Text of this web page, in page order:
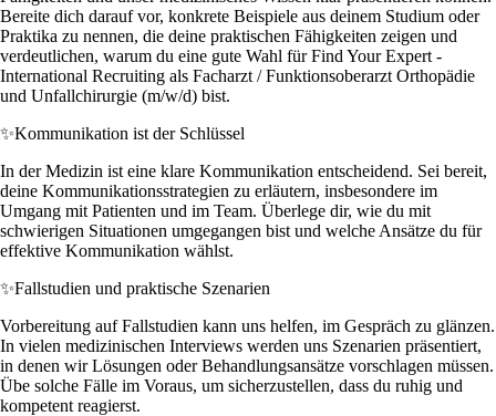
Bereite dich darauf vor, konkrete Beispiele aus deinem Studium oder
Praktika zu nennen, die deine praktischen Fähigkeiten zeigen und
verdeutlichen, warum du eine gute Wahl für Find Your Expert -
International Recruiting als Facharzt / Funktionsoberarzt Orthopädie
und Unfallchirurgie (m/w/d) bist.
✨Kommunikation ist der Schlüssel
In der Medizin ist eine klare Kommunikation entscheidend. Sei bereit,
deine Kommunikationsstrategien zu erläutern, insbesondere im
Umgang mit Patienten und im Team. Überlege dir, wie du mit
schwierigen Situationen umgegangen bist und welche Ansätze du für
effektive Kommunikation wählst.
✨Fallstudien und praktische Szenarien
Vorbereitung auf Fallstudien kann uns helfen, im Gespräch zu glänzen.
In vielen medizinischen Interviews werden uns Szenarien präsentiert,
in denen wir Lösungen oder Behandlungsansätze vorschlagen müssen.
Übe solche Fälle im Voraus, um sicherzustellen, dass du ruhig und
kompetent reagierst.